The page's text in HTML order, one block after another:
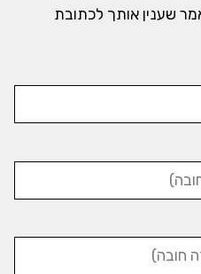
שענין אותך לכתובת